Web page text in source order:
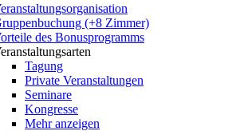
(+8 Zimmer)
des Bonusprogramms
Tagung
Private Veranstaltungen
Seminare
Kongresse
Mehr anzeigen